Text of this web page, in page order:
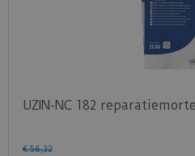
UZIN-NC 182
€ 56,32